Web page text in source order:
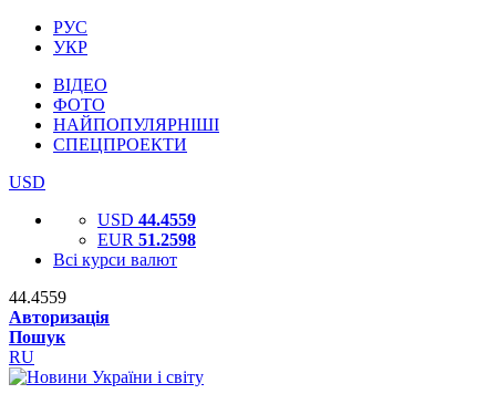
РУС
УКР
ВІДЕО
ФОТО
НАЙПОПУЛЯРНІШІ
СПЕЦПРОЕКТИ
USD
USD 44.4559
EUR 51.2598
Всі курси валют
44.4559
Авторизація
Пошук
RU